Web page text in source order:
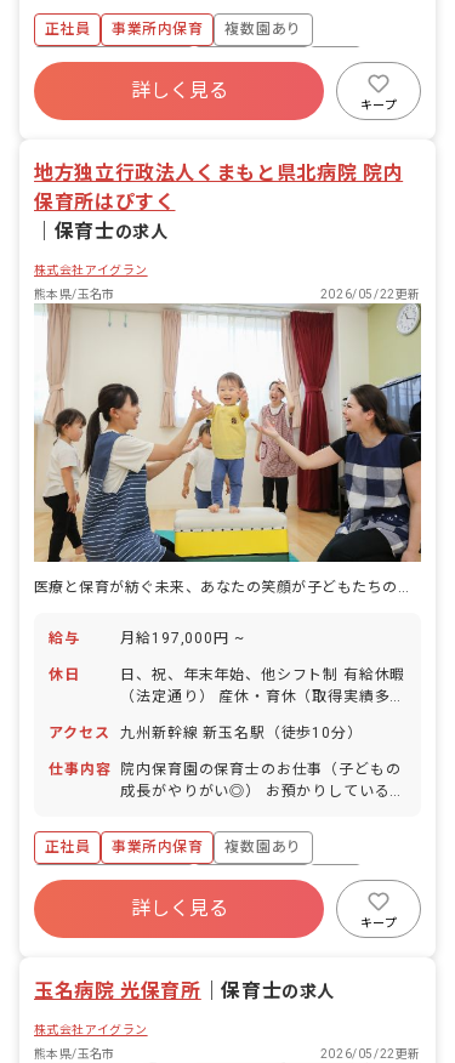
食事・睡眠・排泄・清潔・衣類の着脱等
・集団生活を通じた社会性の装着 ・行事
の計画・実行、お知らせの作成
正社員 事業所内保育
複数園あり
ボーナス・賞与あり
社会保険完備
有給
福利厚生充実
退職金制度
昇給昇進あり
詳しく見る
キープ
地方独立行政法人くまもと県北病院 院内
保育所はぴすく
保育士の求人
株式会社アイグラン
熊本県/玉名市
2026/05/22更新
医療と保育が紡ぐ未来、あなたの笑顔が子どもたちの安心に
給与 月給197,000円 ~
休日
日、祝、年末年始、他シフト制 有給休暇
（法定通り） 産休・育休（取得実績多
日
アクセス 九州新幹線 新玉名駅（徒歩10分）
仕事内容
院内保育園の保育士のお仕事（子どもの
成長がやりがい◎） お預かりしている子
食事・睡眠・排泄・清潔・衣類の着脱等
・集団生活を通じた社会性の装着 ・行事
の計画・実行、お知らせの作成
正社員 事業所内保育
複数園あり
ボーナス・賞与あり
社会保険完備
有給
福利厚生充実
退職金制度
昇給昇進あり
詳しく見る
キープ
玉名病院 光保育所 ｜保育士の求人
株式会社アイグラン
熊本県/玉名市
2026/05/22更新